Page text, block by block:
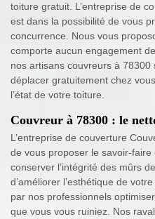
toiture gratuit. L’entreprise de
est dans la possibilité de vous
concurrence. Nous vous
comporte aucun engagement
nos artisans couvreurs à
déplacer gratuitement chez
l’état de votre toiture.
Couvreur à 78300 : le
L’entreprise de couverture
de vous proposer le savoir-
conserver l’intégrité des mûrs
d’améliorer l’esthétique de
par nos professionnels
que vous vous ruiniez. Nos